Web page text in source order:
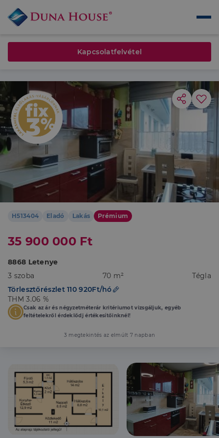
H513404 Eladó Lakás Prémium
35 900 000 Ft
8868 Letenye
3 szoba
70 m²
Tégla
Törlesztőrészlet 110 920Ft/hó
THM 3.06 %
Csak az ár és négyzetméterár kritériumot vizsgáljuk, egyéb
feltételekről érdeklődj értékesítőinknél!
3 megtekintés az elmúlt 7 napban
Kapcsolatfelvétel